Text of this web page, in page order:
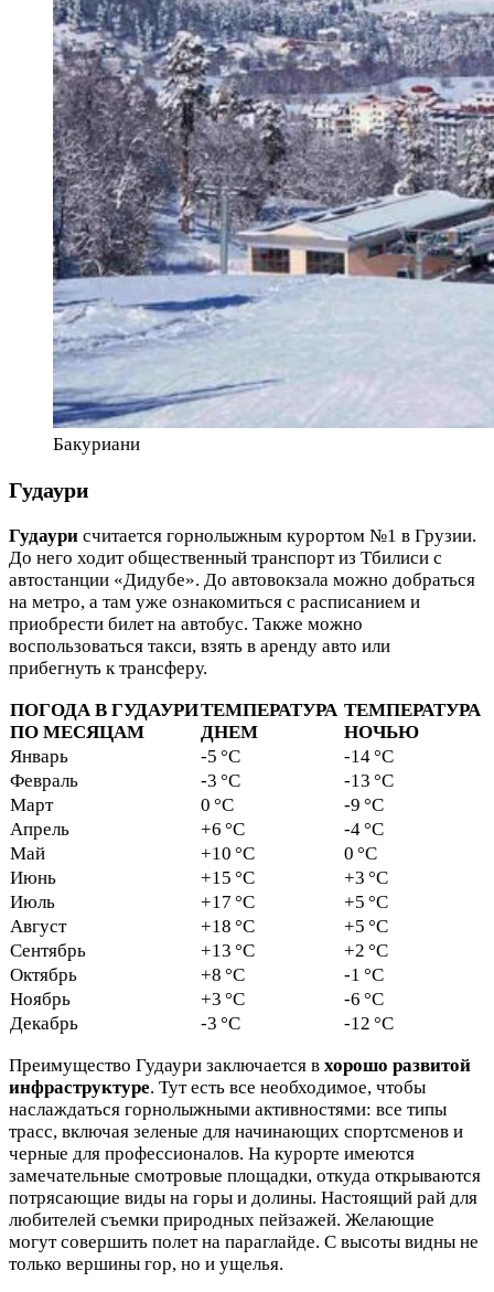
Бакуриани
Гудаури
Гудаури считается горнолыжным курортом №1 в Грузии.
До него ходит общественный транспорт из Тбилиси с
автостанции «Дидубе». До автовокзала можно добраться
на метро, а там уже ознакомиться с расписанием и
приобрести билет на автобус. Также можно
воспользоваться такси, взять в аренду авто или
прибегнуть к трансферу.
ПОГОДА В ГУДАУРИ
ПО МЕСЯЦАМ
ТЕМПЕРАТУРА
ДНЕМ
ТЕМПЕРАТУРА
НОЧЬЮ
Январь
-5 °C
-14 °C
Февраль
-3 °C
-13 °C
Март
0 °C
-9 °C
Апрель
+6 °C
-4 °C
Май
+10 °C
0 °C
Июнь
+15 °C
+3 °C
Июль
+17 °C
+5 °C
Август
+18 °C
+5 °C
Сентябрь
+13 °C
+2 °C
Октябрь
+8 °C
-1 °C
Ноябрь
+3 °C
-6 °C
Декабрь
-3 °C
-12 °C
Преимущество Гудаури заключается в хорошо развитой
инфраструктуре. Тут есть все необходимое, чтобы
наслаждаться горнолыжными активностями: все типы
трасс, включая зеленые для начинающих спортсменов и
черные для профессионалов. На курорте имеются
замечательные смотровые площадки, откуда открываются
потрясающие виды на горы и долины. Настоящий рай для
любителей съемки природных пейзажей. Желающие
могут совершить полет на параглайде. С высоты видны не
только вершины гор, но и ущелья.